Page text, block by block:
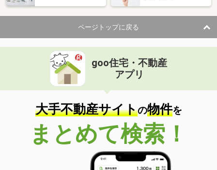
住 所
長崎県大村市宮小路３
専有面積 28.02m²
間取り
1K
長崎県西彼杵郡長与町高田郷
価 格
住 所
長崎県西彼杵郡長与町高田郷
専有面積 19.87m²
間取り
1K
長崎県西彼杵郡時津町西時津郷
価 格
5.60万円
長崎県西彼杵郡時津町西時津郷
48.6m²
ページトップに戻る
goo住宅・不動産
アプリ
大手不動産サイトの物件を
まとめて検索！